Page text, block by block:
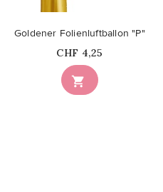

Goldener Folienluftballon "P"
Price
CHF 4,25